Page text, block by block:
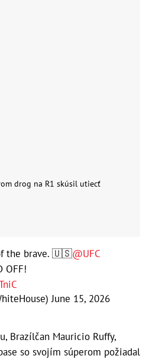
drog na R1 skúsil utiecť
the brave. 🇺🇸@UFC
OFF!
June 15, 2026
Brazílčan Mauricio Ruffy,
so svojím súperom požiadal